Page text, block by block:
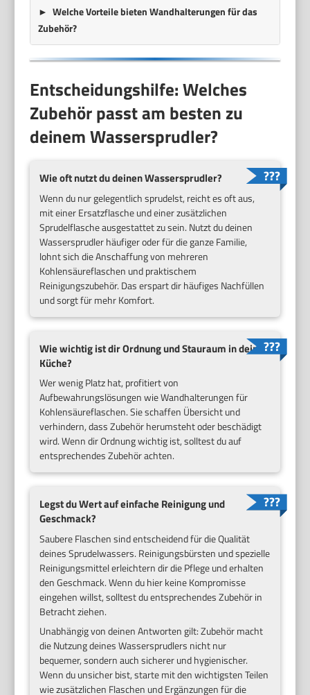
Welche Vorteile bieten Wandhalterungen für das
Zubehör?
Entscheidungshilfe: Welches
Zubehör passt am besten zu
deinem Wassersprudler?
Wie oft nutzt du deinen Wassersprudler?
Wenn du nur gelegentlich sprudelst, reicht es oft aus,
mit einer Ersatzflasche und einer zusätzlichen
Sprudelflasche ausgestattet zu sein. Nutzt du deinen
Wassersprudler häufiger oder für die ganze Familie,
lohnt sich die Anschaffung von mehreren
Kohlensäureflaschen und praktischem
Reinigungszubehör. Das erspart dir häufiges Nachfüllen
und sorgt für mehr Komfort.
Wie wichtig ist dir Ordnung und Stauraum in deiner
Küche?
Wer wenig Platz hat, profitiert von
Aufbewahrungslösungen wie Wandhalterungen für
Kohlensäureflaschen. Sie schaffen Übersicht und
verhindern, dass Zubehör herumsteht oder beschädigt
wird. Wenn dir Ordnung wichtig ist, solltest du auf
entsprechendes Zubehör achten.
Legst du Wert auf einfache Reinigung und
Geschmack?
Saubere Flaschen sind entscheidend für die Qualität
deines Sprudelwassers. Reinigungsbürsten und spezielle
Reinigungsmittel erleichtern dir die Pflege und erhalten
den Geschmack. Wenn du hier keine Kompromisse
eingehen willst, solltest du entsprechendes Zubehör in
Betracht ziehen.
Unabhängig von deinen Antworten gilt: Zubehör macht
die Nutzung deines Wassersprudlers nicht nur
bequemer, sondern auch sicherer und hygienischer.
Wenn du unsicher bist, starte mit den wichtigsten Teilen
wie zusätzlichen Flaschen und Ergänzungen für die